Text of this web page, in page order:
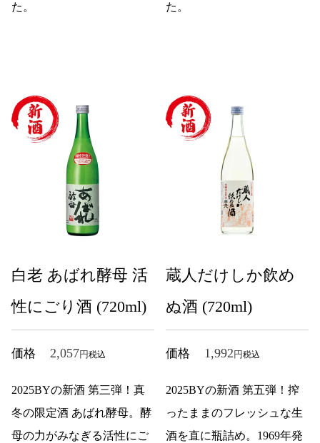
た。
た。
白老 あばれ酵母 活
性にごり酒 (720ml)
価格 2,057 税込
2025BYの新酒 第三弾！真
冬の限定酒 あばれ酵母。 酵
母の力がみなぎる活性にご
蔵人だけしか飲め
ぬ酒 (720ml)
価格 1,992 税込
2025BYの新酒 第五弾！搾
ったままのフレッシュな生
酒を直に瓶詰め。1969年発